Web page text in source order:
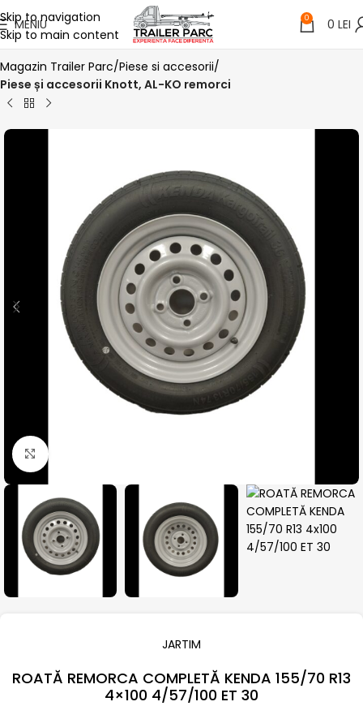
Skip to navigation
Skip to main content
MENIU 0 0 LEI
Magazin Trailer Parc Piese si accesorii
Piese și accesorii Knott, AL-KO remorci
Click pentru a mari
JARTIM
ROATĂ REMORCA COMPLETĂ KENDA 155/70 R13
4×100 4/57/100 ET 30